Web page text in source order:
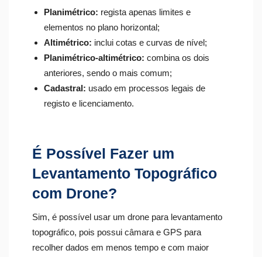
Planimétrico: regista apenas limites e
elementos no plano horizontal;
Altimétrico: inclui cotas e curvas de nível;
Planimétrico-altimétrico: combina os dois
anteriores, sendo o mais comum;
Cadastral: usado em processos legais de
registo e licenciamento.
É Possível Fazer um
Levantamento Topográfico
com Drone?
Sim, é possível usar um drone para levantamento
topográfico, pois possui câmara e GPS para
recolher dados em menos tempo e com maior